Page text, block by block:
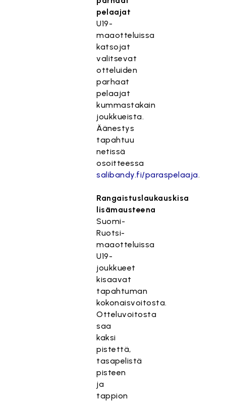
pelaajat
U19-
maaotteluissa
katsojat
valitsevat
otteluiden
parhaat
pelaajat
kummastakain
joukkueista.
Äänestys
tapahtuu
netissä
osoitteessa
salibandy.fi/paraspelaaja.
Rangaistuslaukauskisa
lisämausteena
Suomi-
Ruotsi-
maaotteluissa
U19-
joukkueet
kisaavat
tapahtuman
kokonaisvoitosta.
Otteluvoitosta
saa
kaksi
pistettä,
tasapelistä
pisteen
ja
tappion